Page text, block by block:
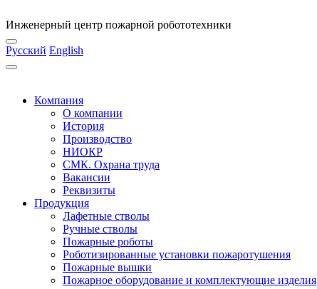
Инженерный центр пожарной робототехники
Русский English
Компания
О компании
История
Производство
НИОКР
СМК. Охрана труда
Вакансии
Реквизиты
Продукция
Лафетные стволы
Ручные стволы
Пожарные роботы
Роботизированные установки пожаротушения
Пожарные вышки
Пожарное оборудование и комплектующие изделия